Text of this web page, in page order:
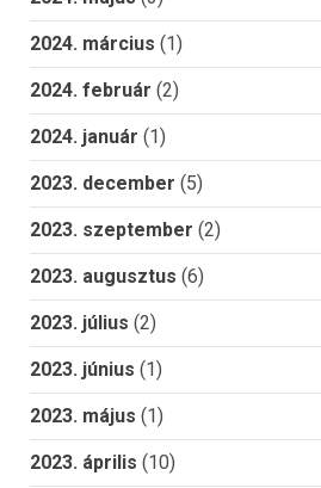
2024. március (1)
2024. február (2)
2024. január (1)
2023. december (5)
2023. szeptember (2)
2023. augusztus (6)
2023. július (2)
2023. június (1)
2023. május (1)
2023. április (10)